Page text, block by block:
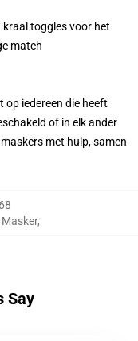
toggles voor het
match
iedereen die heeft
of in elk ander
met hulp, samen
,
Say